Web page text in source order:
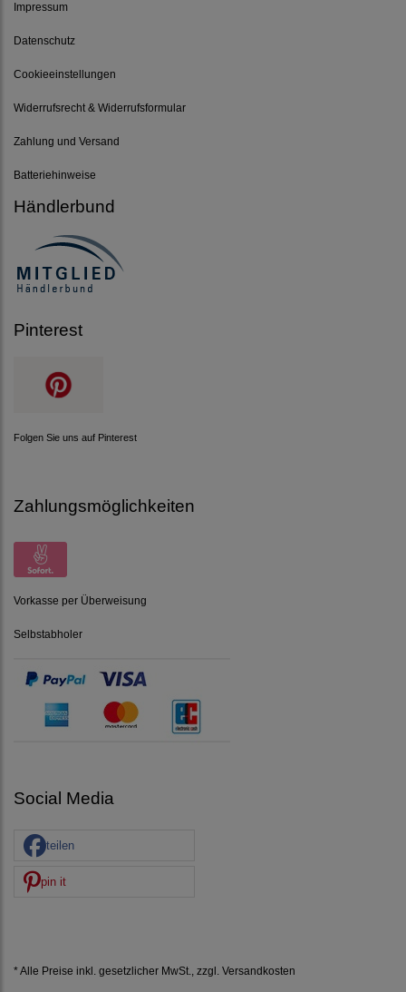
Impressum
Datenschutz
Cookieeinstellungen
Widerrufsrecht & Widerrufsformular
Zahlung und Versand
Batteriehinweise
Händlerbund
Pinterest
Folgen Sie uns auf Pinterest
Zahlungsmöglichkeiten
Vorkasse per Überweisung
Selbstabholer
Social Media
teilen
pin it
* Alle Preise inkl. gesetzlicher MwSt., zzgl. Versandkosten